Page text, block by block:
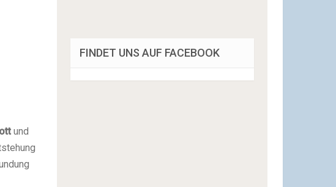
und
FINDET UNS AUF FACEBOOK